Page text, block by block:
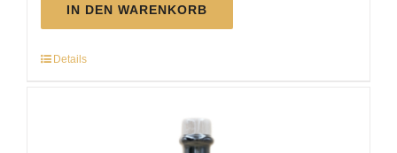
Weinessig
Menge
IN DEN WARENKORB
Details